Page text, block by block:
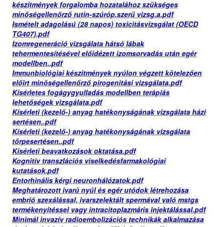
készítmények forgalomba hozatalához szükséges
minőségellenőrző rutin-szúróp.szerű vizsg.a.pdf
Ismételt adagolású (28 napos) toxicitásvizsgálat (OECD
TG407).pdf
Izomregeneráció vizsgálata hátsó lábak
tehermentesítésével előidézett izomsorvadás után egér
modellben..pdf
Immunbiológiai készitmények nyúlon végzett kötelezően
előirt minöségellenőrző pirogenitási vizsgálata.pdf
Kísérletes fogágygyulladás modellben terápiás
lehetőségek vizsgálata.pdf
Kísérleti (kezelő-) anyag hatékonyságának vizsgálata házi
sertésen..pdf
Kísérleti (kezelő-) anyag hatékonyságának vizsgálata
törpesertésen..pdf
Kísérleti beavatkozások oktatása.pdf
Kognitív transzlációs viselkedésfarmakológiai
kutatások.pdf
Entorhinális kérgi neuronhálózatok.pdf
Meghatározott ivarú nyúl és egér utódok létrehozása
embrió szexálással, ivarszelektált spermával való mstgs
termékenyítéssel vagy intracitoplazmáris injektálással.pdf
Minimál invazív radioembolizációs technikák alkalmazása